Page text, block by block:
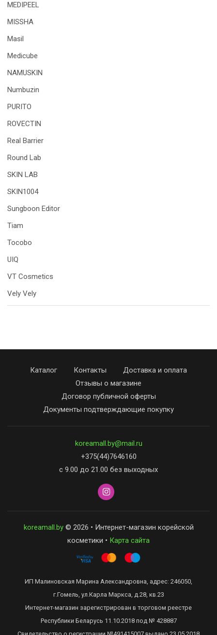
MEDIPEEL
MISSHA
Masil
Medicube
NAMUSKIN
Numbuzin
PURITO
ROVECTIN
Real Barrier
Round Lab
SKIN LAB
SKIN1004
Sungboon Editor
Tiam
Tocobo
UIQ
VT Cosmetics
Vely Vely
Каталог Контакты
Доставка и оплата
Отзывы о магазине
Договор публичной оферты
Документы подтверждающие покупку
koreamall.by@mail.ru
+375(44)7646160
с 9.00 до 21.00 без выходных
koreamall.by© 2026 • Интернет-магазин корейской
косметики • Карта сайта
ИП Малиновская Марина Александровна, адрес: 246050,
г.Гомель, ул.Карла Маркса, д.28, кв.23
Интернет-магазин зарегистрирован в торговом реестре
Республики Беларусь 11.10.2018 под № 428887